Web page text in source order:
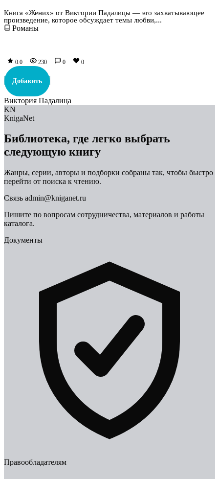
Книга «Жених» от Виктории Падалицы — это захватывающее
произведение, которое обсуждает темы любви,...
Романы
0.0 230 0 0
Добавить
Виктория Падалица
KN
KnigaNet
Библиотека, где легко выбрать
следующую книгу
Жанры, серии, авторы и подборки собраны так, чтобы быстро
перейти от поиска к чтению.
Связь admin@kniganet.ru
Пишите по вопросам сотрудничества, материалов и работы
каталога.
Документы
Правообладателям